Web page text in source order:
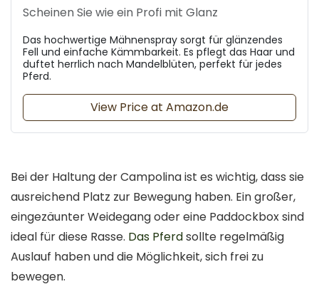
Scheinen Sie wie ein Profi mit Glanz
Das hochwertige Mähnenspray sorgt für glänzendes
Fell und einfache Kämmbarkeit. Es pflegt das Haar und
duftet herrlich nach Mandelblüten, perfekt für jedes
Pferd.
View Price at Amazon.de
Bei der Haltung der Campolina ist es wichtig, dass sie
ausreichend Platz zur Bewegung haben. Ein großer,
eingezäunter Weidegang oder eine Paddockbox sind
ideal für diese Rasse. Das Pferdsollte regelmäßig
Auslauf haben und die Möglichkeit, sich frei zu
bewegen.